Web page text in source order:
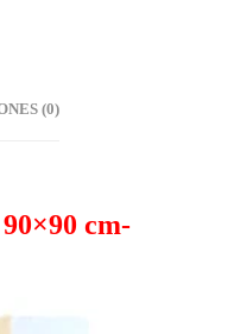
(0)
cm-